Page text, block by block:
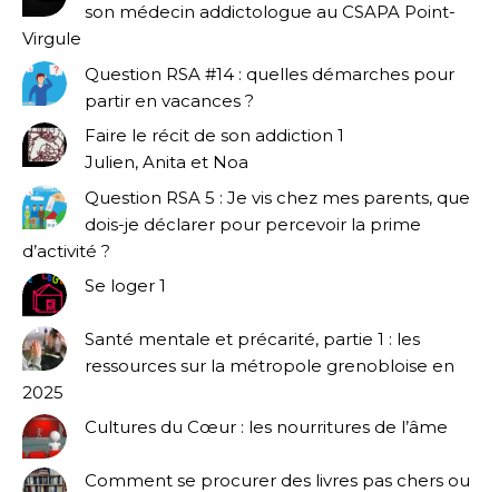
son médecin addictologue au CSAPA Point-
Virgule
Question RSA #14 : quelles démarches pour
partir en vacances ?
Faire le récit de son addiction 1
Julien, Anita et Noa
Question RSA 5 : Je vis chez mes parents, que
dois-je déclarer pour percevoir la prime
d’activité ?
Se loger 1
Santé mentale et précarité, partie 1 : les
ressources sur la métropole grenobloise en
2025
Cultures du Cœur : les nourritures de l’âme
Comment se procurer des livres pas chers ou